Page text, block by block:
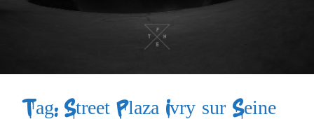
Tag: Street Plaza Ivry sur Seine